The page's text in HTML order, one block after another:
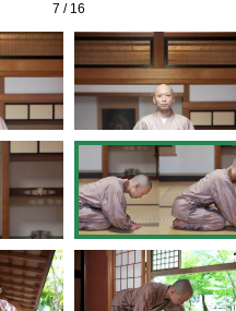
7 / 16